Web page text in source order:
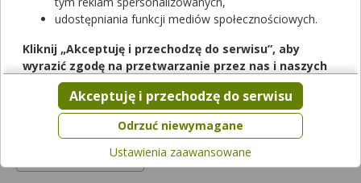
suplement diety
Cena zależna od apteki
Trudno dostępny w aptekach
Opakowanie
udostępniania funkcji mediów społecznościowych.
Kliknij „Akceptuję i przechodzę do serwisu”, aby
wyrazić zgodę na przetwarzanie przez nas i naszych
partnerów Twoich danych w powyższych celach.
Pamiętaj, że wyrażenie zgody jest dobrowolne, a wyrażoną
zgodę możesz w każdej chwili cofnąć, możesz też wycofać
zgodę na przetwarzanie Twoich danych tylko w niektórych
celach. Jeżeli chcesz dowiedzieć się więcej lub chcesz
przeprowadzić konfigurację szczegółową, to możesz tego
Odrzuć niewymagane
Akceptuję i przechodzę do serwisu
Ustawienia zaawansowane